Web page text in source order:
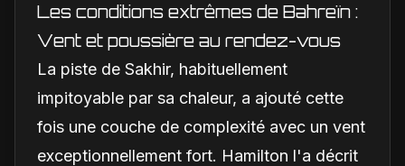
Les conditions extrêmes de Bahreïn :
Vent et poussière au rendez-vous
La piste de Sakhir, habituellement
impitoyable par sa chaleur, a ajouté cette
fois une couche de complexité avec un vent
exceptionnellement fort. Hamilton l'a décrit